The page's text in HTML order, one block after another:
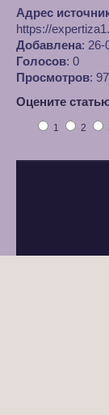
Адрес
https://
Добавлена: 26-
Голосов: 0
Просмотров: 97
Оцените
1 2